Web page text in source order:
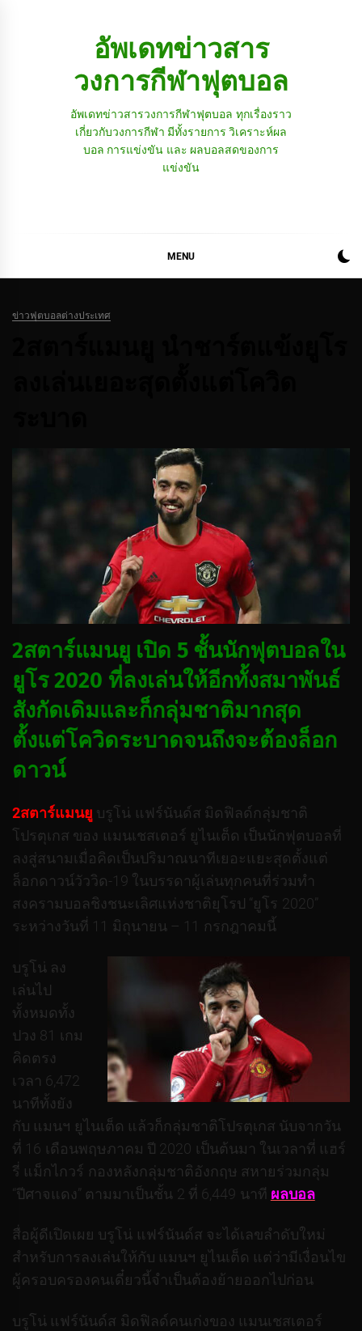
อัพเดทข่าวสาร
วงการกีฬาฟุตบอล
อัพเดทข่าวสารวงการกีฬาฟุตบอล ทุกเรื่องราว
เกี่ยวกับวงการกีฬา มีทั้งรายการ วิเคราะห์ผล
บอล การแข่งขัน และ ผลบอลสดของการ
แข่งขัน
MENU
ข่าวฟุตบอลต่างประเทศ
2สตาร์แมนยู เปิด 5 ชั้นนักฟุตบอลใน
ยูโร 2020 ที่ลงเล่นให้อีกทั้งสมาพันธ์
สังกัดเดิมและก็กลุ่มชาติมากสุด
ตั้งแต่โควิดระบาดจนถึงจะต้องล็อก
ดาวน์
2สตาร์แมนยู บรูโน่ แฟร์นันด์ส มิดฟิลด์กลุ่มชาติ
โปรตุเกส ของ แมนเชสเตอร์ ยูไนเต็ด เป็นนักฟุตบอลที่
ลงสู่สนามเมื่อคิดเป็นปริมาณนาทีเยอะแยะสุดตั้งแต่
ล็อกดาวน์วัววิด-19 ในบรรดาผู้เล่นทุกคนที่ร่วมทำ
สงครามบอลชิงชนะเลิศแห่งชาติยุโรป “ยูโร 2020”
ระหว่างวันที่ 11 มิถุนายน – 11 กรกฎาคมนี้
บรูโน่ ลง
เล่นไป
ทั้งหมดทั้ง
ปวง 81 เกม
คิดตรง
เวลา 6,472
นาทีทั้งยัง
กับ แมนฯ ยูไนเต็ด แล้วก็กลุ่มชาติโปรตุเกส นับจากวัน
ที่ 16 เดือนพฤษภาคม ปี 2020 เป็นต้นมา ในเวลาที่ แฮร์
รี่ แม็กไกวร์ กองหลังกลุ่มชาติอังกฤษ สหายร่วมกลุ่ม
“ปีศาจแดง” ตามมาเป็นชั้น 2 ที่ 6,449 นาที ผลบอล
สื่อผู้ดีเปิดเผย บรูโน่ แฟร์นันด์ส จะได้เลขลำดับใหม่
สำหรับการลงเล่นให้กับ แมนฯ ยูไนเต็ด แต่ว่ามีเงื่อนไข
ผู้ครอบครองคนเดี๋ยวนี้จำเป็นต้องย้ายออกไปก่อน
บรูโน่ แฟร์นันด์ส มิดฟิลด์คนเก่งของ แมนเชสเตอร์